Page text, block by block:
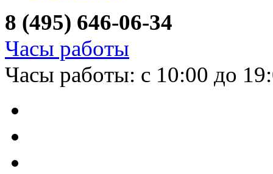
8 (495) 646-06-34
Часы работы
Часы работы: с 10:00 до